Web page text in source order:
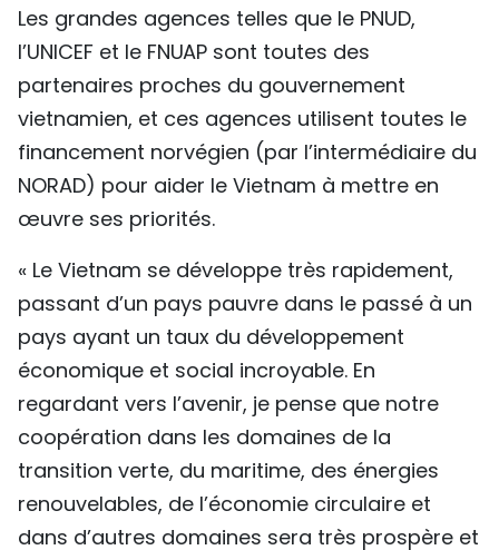
Les grandes agences telles que le PNUD,
l’UNICEF et le FNUAP sont toutes des
partenaires proches du gouvernement
vietnamien, et ces agences utilisent toutes le
financement norvégien (par l’intermédiaire du
NORAD) pour aider le Vietnam à mettre en
œuvre ses priorités.
« Le Vietnam se développe très rapidement,
passant d’un pays pauvre dans le passé à un
pays ayant un taux du développement
économique et social incroyable. En
regardant vers l’avenir, je pense que notre
coopération dans les domaines de la
transition verte, du maritime, des énergies
renouvelables, de l’économie circulaire et
dans d’autres domaines sera très prospère et